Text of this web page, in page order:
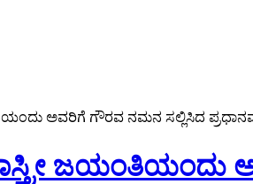
ಅವರಿಗೆ ಗೌರವ ನಮನ ಸಲ್ಲಿಸಿದ
ಜಯಂತಿಯಂದು